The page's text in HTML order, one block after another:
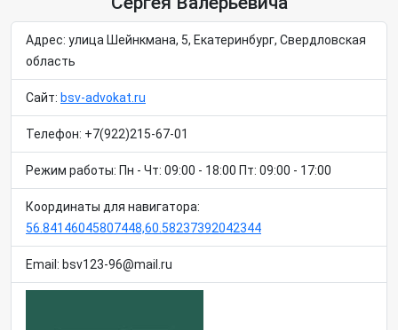
Адрес: улица Шейнкмана, 5, Екатеринбург, Свердловская
область
Сайт: bsv-advokat.ru
Телефон: +7(922)215-67-01
Режим работы: Пн - Чт: 09:00 - 18:00 Пт: 09:00 - 17:00
Координаты для навигатора:
56.84146045807448,60.58237392042344
Email: bsv123-96@mail.ru